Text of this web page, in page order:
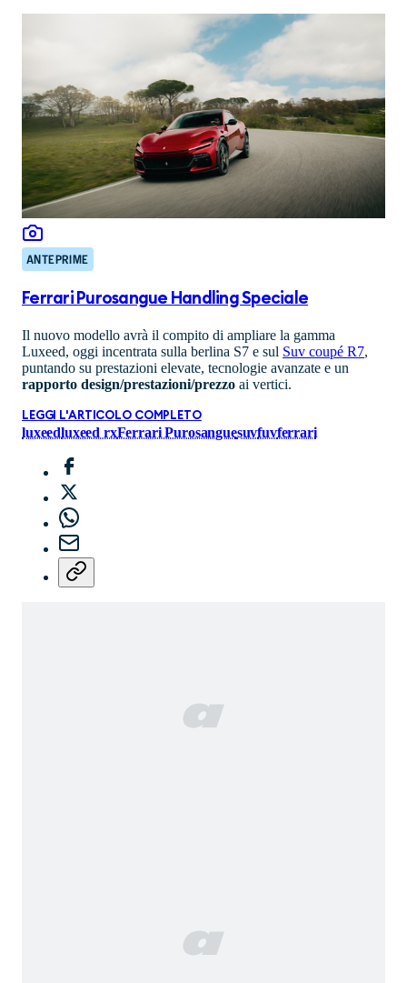
ANTEPRIME
Ferrari Purosangue Handling Speciale
Il nuovo modello avrà il compito di ampliare la gamma
Luxeed, oggi incentrata sulla berlina S7 e sul Suv coupé R7,
puntando su prestazioni elevate, tecnologie avanzate e un
rapporto design/prestazioni/prezzo ai vertici.
LEGGI L'ARTICOLO COMPLETO
luxeedluxeed rxFerrari Purosanguesuvfuvferrari